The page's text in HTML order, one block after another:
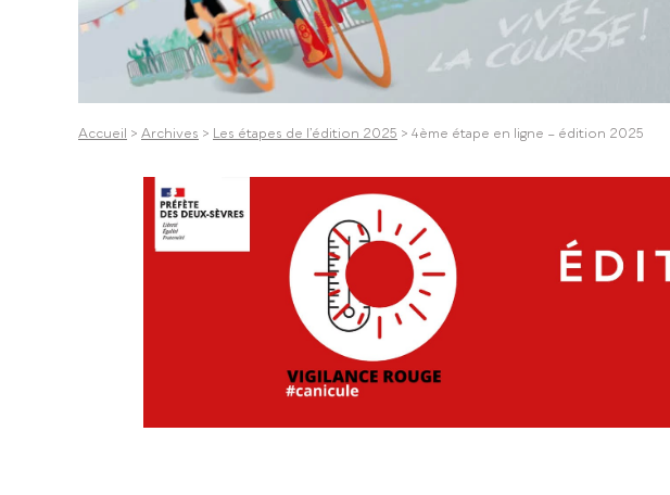
Accueil > Archives > Les étapes de l’édition 2025 > 4ème étape en ligne – édition 2025